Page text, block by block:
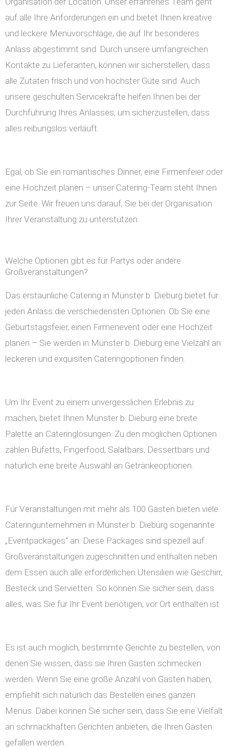
auf alle Ihre Anforderungen ein und bietet Ihnen kreative
und leckere Menüvorschläge, die auf Ihr besonderes
Anlass abgestimmt sind. Durch unsere umfangreichen
Kontakte zu Lieferanten, können wir sicherstellen, dass
alle Zutaten frisch und von höchster Güte sind. Auch
unsere geschulten Servicekräfte helfen Ihnen bei der
Durchführung Ihres Anlasses, um sicherzustellen, dass
alles reibungslos verläuft.
Egal, ob Sie ein romantisches Dinner, eine Firmenfeier oder
eine Hochzeit planen – unser Catering-Team steht Ihnen
zur Seite. Wir freuen uns darauf, Sie bei der Organisation
Ihrer Veranstaltung zu unterstützen.
Welche Optionen gibt es für Partys oder andere
Großveranstaltungen?
Das erstaunliche Catering in Münster b. Dieburg bietet für
jeden Anlass die verschiedensten Optionen. Ob Sie eine
Geburtstagsfeier, einen Firmenevent oder eine Hochzeit
planen – Sie werden in Münster b. Dieburg eine Vielzahl an
leckeren und exquisiten Cateringoptionen finden.
Um Ihr Event zu einem unvergesslichen Erlebnis zu
machen, bietet Ihnen Münster b. Dieburg eine breite
Palette an Cateringlösungen. Zu den möglichen Optionen
zählen Büfetts, Fingerfood, Salatbars, Dessertbars und
natürlich eine breite Auswahl an Getränkeoptionen.
Für Veranstaltungen mit mehr als 100 Gästen bieten viele
Cateringunternehmen in Münster b. Dieburg sogenannte
„Eventpackages“ an. Diese Packages sind speziell auf
Großveranstaltungen zugeschnitten und enthalten neben
dem Essen auch alle erforderlichen Utensilien wie Geschirr,
Besteck und Servietten. So können Sie sicher sein, dass
alles, was Sie für Ihr Event benötigen, vor Ort enthalten ist.
Es ist auch möglich, bestimmte Gerichte zu bestellen, von
denen Sie wissen, dass sie Ihren Gästen schmecken
werden. Wenn Sie eine große Anzahl von Gästen haben,
empfiehlt sich natürlich das Bestellen eines ganzen
Menüs. Dabei können Sie sicher sein, dass Sie eine Vielfalt
an schmackhaften Gerichten anbieten, die Ihren Gästen
gefallen werden.